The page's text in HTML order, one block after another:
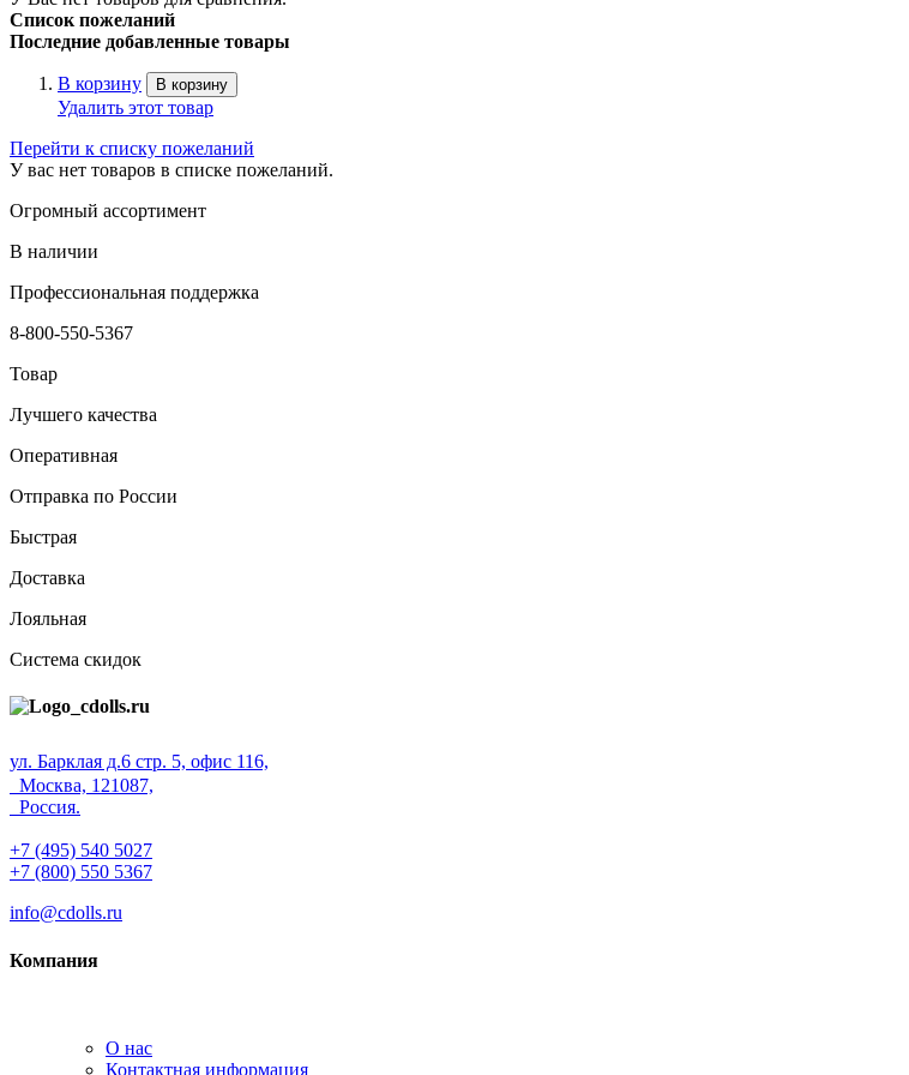
Список пожеланий
Последние добавленные товары
В корзину В корзину
Удалить этот товар
Перейти к списку пожеланий
У вас нет товаров в списке пожеланий.
Огромный ассортимент
В наличии
Профессиональная поддержка
8-800-550-5367
Товар
Лучшего качества
Оперативная
Отправка по России
Быстрая
Доставка
Лояльная
Система скидок
ул. Барклая д.6 стр. 5, офис 116,
Москва, 121087,
Россия.
+7 (495) 540 5027
+7 (800) 550 5367
info@cdolls.ru
Компания
О нас
Контактная информация